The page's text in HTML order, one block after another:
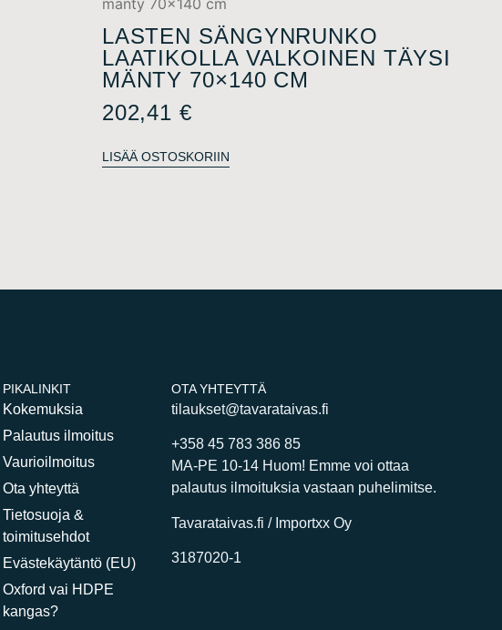
LASTEN SÄNGYNRUNKO
LAATIKOLLA VALKOINEN TÄYSI
MÄNTY 70×140 CM
202,41€
LISÄÄ OSTOSKORIIN
PIKALINKIT
Kokemuksia
Palautus ilmoitus
Vaurioilmoitus
Ota yhteyttä
Tietosuoja &
toimitusehdot
Evästekäytäntö (EU)
Oxford vai HDPE
kangas?
OTA YHTEYTTÄ
tilaukset@tavarataivas.fi
+358 45 783 386 85
MA-PE 10-14 Huom! Emme voi ottaa
palautus ilmoituksia vastaan puhelimitse.
Tavarataivas.fi / Importxx Oy
3187020-1